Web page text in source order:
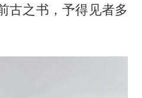
古之书，予得见者多